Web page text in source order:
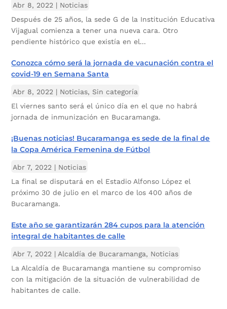
Abr 8, 2022 | Noticias
Después de 25 años, la sede G de la Institución Educativa
Vijagual comienza a tener una nueva cara. Otro
pendiente histórico que existía en el...
Conozca cómo será la jornada de vacunación contra el
covid-19 en Semana Santa
Abr 8, 2022 | Noticias, Sin categoría
El viernes santo será el único día en el que no habrá
jornada de inmunización en Bucaramanga.
¡Buenas noticias! Bucaramanga es sede de la final de
la Copa América Femenina de Fútbol
Abr 7, 2022 | Noticias
La final se disputará en el Estadio Alfonso López el
próximo 30 de julio en el marco de los 400 años de
Bucaramanga.
Este año se garantizarán 284 cupos para la atención
integral de habitantes de calle
Abr 7, 2022 |Alcaldía de Bucaramanga, Noticias
La Alcaldía de Bucaramanga mantiene su compromiso
con la mitigación de la situación de vulnerabilidad de
habitantes de calle.